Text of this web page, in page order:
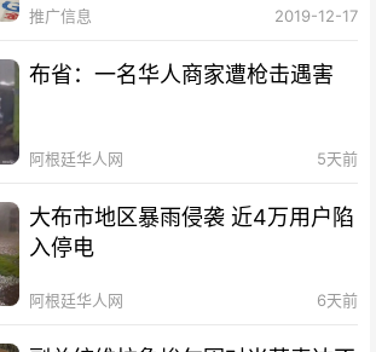
推广信息 2019-12-17
布省：一名华人商家遭枪击遇害
阿根廷华人网 5天前
大布市地区暴雨侵袭 近4万用户陷
入停电
阿根廷华人网 6天前